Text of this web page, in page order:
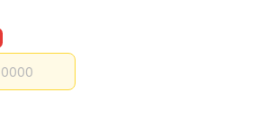
局番
局番
番号